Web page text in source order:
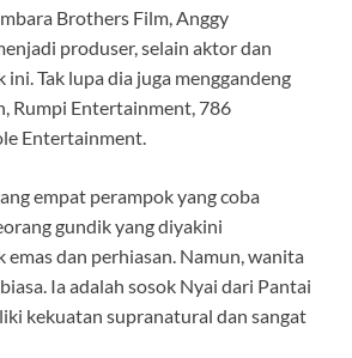
Brothers Film, Anggy
produser, selain aktor dan
Tak lupa dia juga menggandeng
Rumpi Entertainment, 786
Entertainment.
empat perampok yang coba
gundik yang diyakini
emas dan perhiasan. Namun, wanita
Ia adalah sosok Nyai dari Pantai
kekuatan supranatural dan sangat